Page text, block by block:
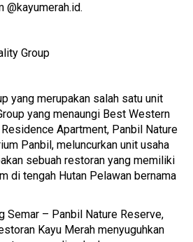
@kayumerah.id.
Group
yang merupakan salah satu unit
yang menaungi Best Western
Apartment, Panbil Nature
Panbil, meluncurkan unit usaha
sebuah restoran yang memiliki
di tengah Hutan Pelawan bernama
Semar – Panbil Nature Reserve,
Kayu Merah menyuguhkan